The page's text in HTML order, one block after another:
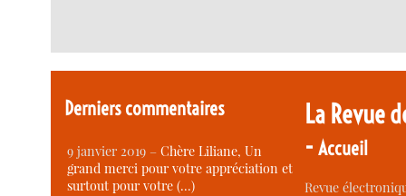
Derniers commentaires
9 janvier 2019 –Chère Liliane, Un
grand merci pour votre appréciation et
surtout pour votre (…)
La Revue
-Accueil
Revue